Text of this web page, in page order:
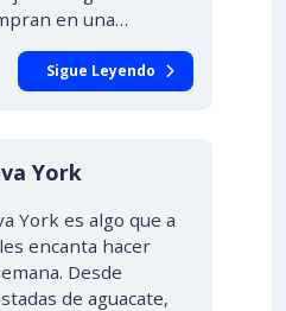
en una…
Sigue Leyendo
York
York es algo que a
encanta hacer
Desde
de aguacate,